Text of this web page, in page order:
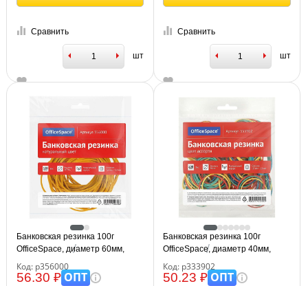
Сравнить
шт
Сравнить
шт
Банковская резинка 100г
OfficeSpace, диаметр 60мм,
натуральный цвет, опп пакет с
европодвесом
Код: р356000
56.30 ₽ОПТ
Банковская резинка 100г
OfficeSpace, диаметр 40мм,
ассорти, европодвес
Код: р333902
50.23 ₽ОПТ